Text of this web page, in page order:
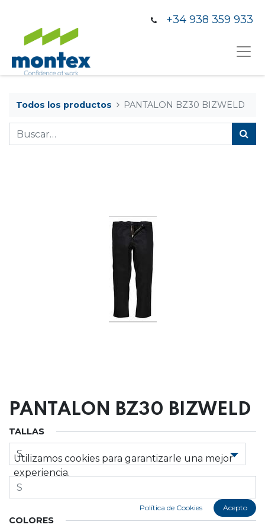
+34 938 359 933
Todos los productos PANTALON BZ30 BIZWELD
PANTALON BZ30 BIZWELD
TALLAS
COLORES
Utilizamos cookies para garantizarle una mejor
experiencia.
Política de Cookies Acepto